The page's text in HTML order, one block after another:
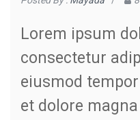
Lorem ipsum
consectetur
eiusmod
et dolore